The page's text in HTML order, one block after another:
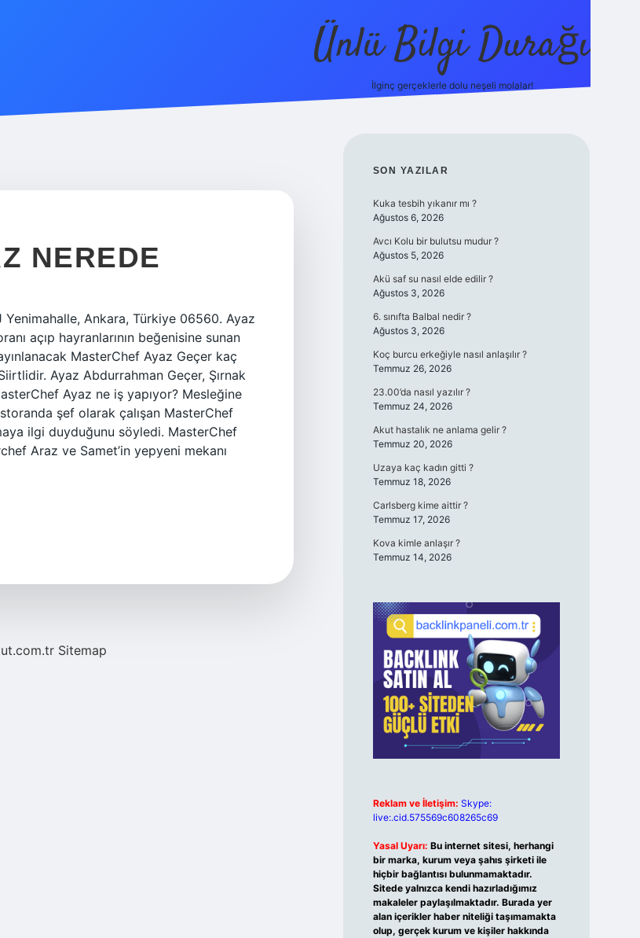
Ünlü Bilgi Durağı
İlginç gerçeklerle dolu neşeli molalar!
NEREDE
Yenimahalle, Ankara, Türkiye 06560. Ayaz
açıp hayranlarının beğenisine sunan
MasterChef Ayaz Geçer kaç
Ayaz Abdurrahman Geçer, Şırnak
Ayaz ne iş yapıyor? Mesleğine
şef olarak çalışan MasterChef
ilgi duyduğunu söyledi. MasterChef
Araz ve Samet’in yepyeni mekanı
Sitemap
SIDEBAR
SON YAZILAR
Kuka tesbih yıkanır mı ?
Ağustos 6, 2026
Avcı Kolu bir bulutsu mudur ?
Ağustos 5, 2026
Akü saf su nasıl elde edilir ?
Ağustos 3, 2026
6. sınıfta Balbal nedir ?
Ağustos 3, 2026
Koç burcu erkeğiyle nasıl anlaşılır ?
Temmuz 26, 2026
23.00’da nasıl yazılır ?
Temmuz 24, 2026
Akut hastalık ne anlama gelir ?
Temmuz 20, 2026
Uzaya kaç kadın gitti ?
Temmuz 18, 2026
Carlsberg kime aittir ?
Temmuz 17, 2026
Kova kimle anlaşır ?
Temmuz 14, 2026
Reklam ve İletişim: Skype:
live:.cid.575569c608265c69
Yasal Uyarı: Bu internet sitesi, herhangi
bir marka, kurum veya şahıs şirketi ile
hiçbir bağlantısı bulunmamaktadır.
Sitede yalnızca kendi hazırladığımız
makaleler paylaşılmaktadır. Burada yer
alan içerikler haber niteliği taşımamakta
olup, gerçek kurum ve kişiler hakkında